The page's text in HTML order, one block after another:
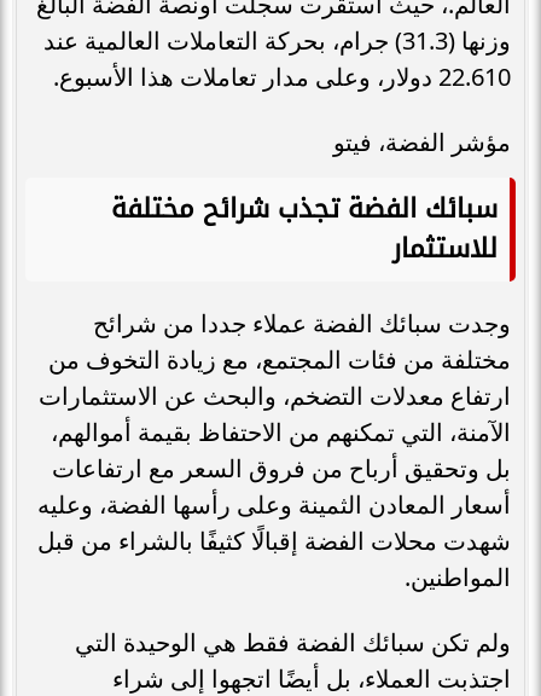
وزنها (31.3) جرام، بحركة التعاملات العالمية عند
22.610 دولار، وعلى مدار تعاملات هذا الأسبوع.
مؤشر الفضة، فيتو
سبائك الفضة تجذب شرائح مختلفة
للاستثمار
وجدت سبائك الفضة عملاء جددا من شرائح
مختلفة من فئات المجتمع، مع زيادة التخوف من
ارتفاع معدلات التضخم، والبحث عن الاستثمارات
الآمنة، التي تمكنهم من الاحتفاظ بقيمة أموالهم،
بل وتحقيق أرباح من فروق السعر مع ارتفاعات
أسعار المعادن الثمينة وعلى رأسها الفضة، وعليه
شهدت محلات الفضة إقبالًا كثيفًا بالشراء من قبل
المواطنين.
ولم تكن سبائك الفضة فقط هي الوحيدة التي
اجتذبت العملاء، بل أيضًا اتجهوا إلى شراء